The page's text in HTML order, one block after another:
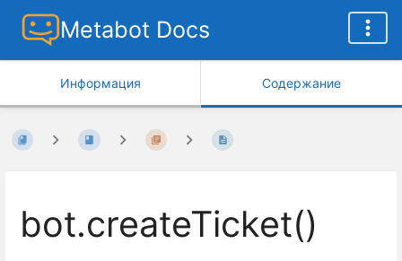
Metabot Docs
Информация Содержание
bot.createTicket()